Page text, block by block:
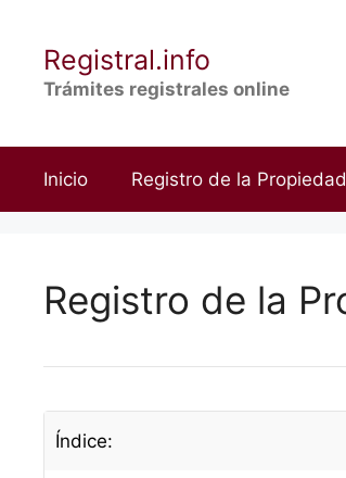
contenidoRegistral.info
Trámites registrales online
Inicio Registro de la Propiedad
Registro de la
Índice: